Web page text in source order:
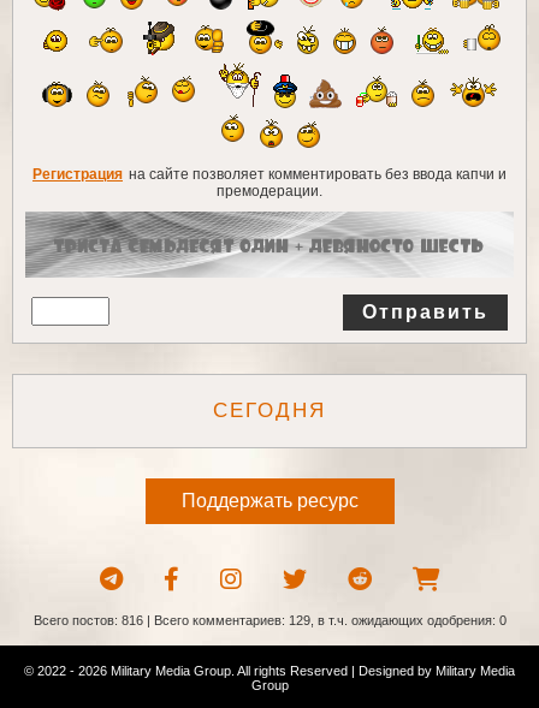
Регистрация на сайте позволяет комментировать без ввода капчи и
премодерации.
Отправить
СЕГОДНЯ
Поддержать ресурс
Всего постов: 816 | Всего комментариев: 129, в т.ч. ожидающих одобрения: 0
© 2022 - 2026 Military Media Group. All rights Reserved | Designed by Military Media
Group